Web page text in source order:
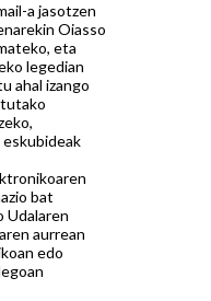
a jasotzen
Oiasso
eta
legedian
ahal izango
bat
Udalaren
aurrean
edo